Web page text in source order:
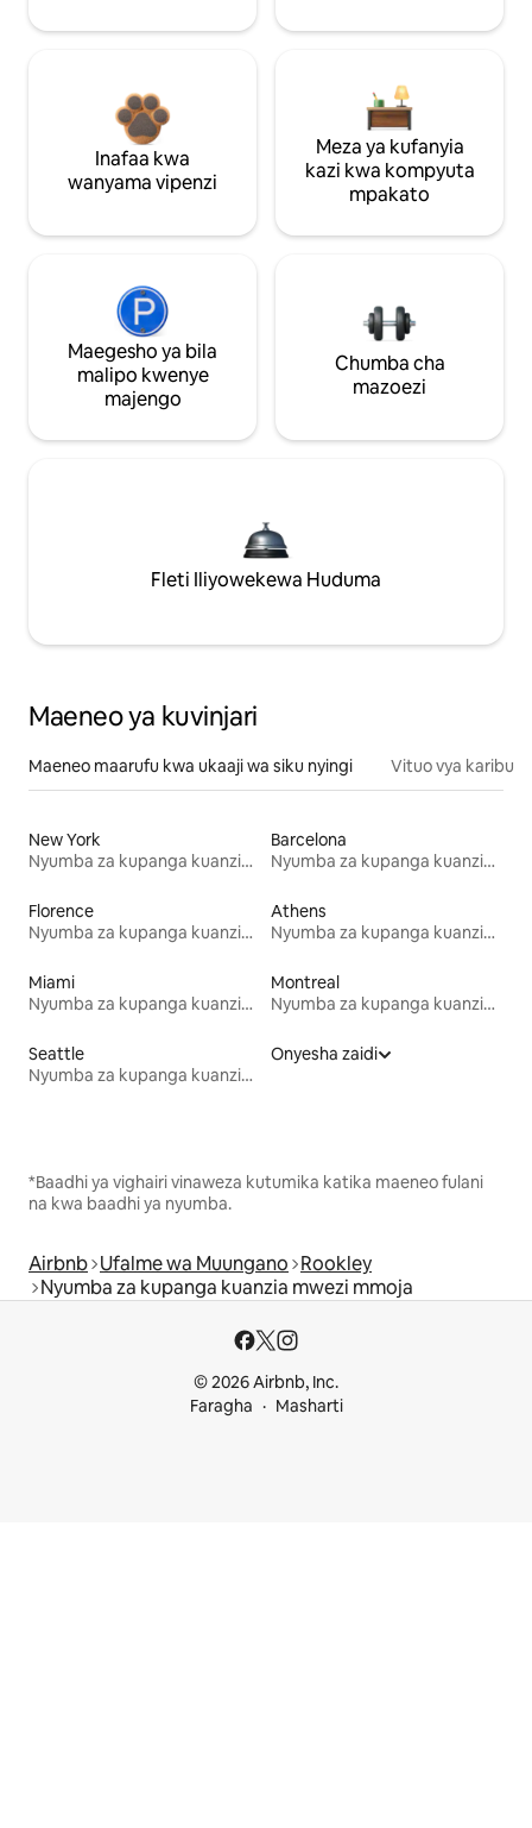
Inafaa kwa
wanyama vipenzi
Meza ya kufanyia
kazi kwa kompyuta
mpakato
Maegesho ya bila
malipo kwenye
majengo
Chumba cha
mazoezi
Fleti Iliyowekewa Huduma
Maeneo ya kuvinjari
Maeneo maarufu kwa ukaaji wa siku nyingi Vituo vya karibu
New York
Nyumba za kupanga kuanzia mwezi mmoja
Barcelona
Nyumba za kupanga kuanzia mwezi mmoja
Florence
Nyumba za kupanga kuanzia mwezi mmoja
Athens
Nyumba za kupanga kuanzia mwezi mmoja
Miami
Nyumba za kupanga kuanzia mwezi mmoja
Montreal
Nyumba za kupanga kuanzia mwezi mmoja
Seattle
Nyumba za kupanga kuanzia mwezi mmoja
Onyesha zaidi
*Baadhi ya vighairi vinaweza kutumika katika maeneo fulani
na kwa baadhi ya nyumba.
Airbnb Ufalme wa Muungano Rookley
Nyumba za kupanga kuanzia mwezi mmoja
© 2026 Airbnb, Inc.
Faragha
Masharti